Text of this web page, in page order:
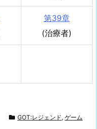
第39章
(治療者)
GOT:レジェンド, ゲーム